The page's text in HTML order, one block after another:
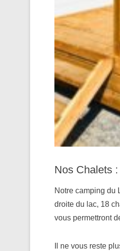
Nos Chalets :
Notre camping du
droite du lac, 18
vous permettront
Il ne vous reste